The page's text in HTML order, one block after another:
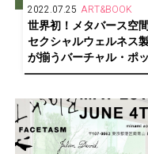
2022.07.25 ART&BOOK
世界初！メタバース空
セクシャルウェルネス
が揃うバーチャル・ポ
アップストア